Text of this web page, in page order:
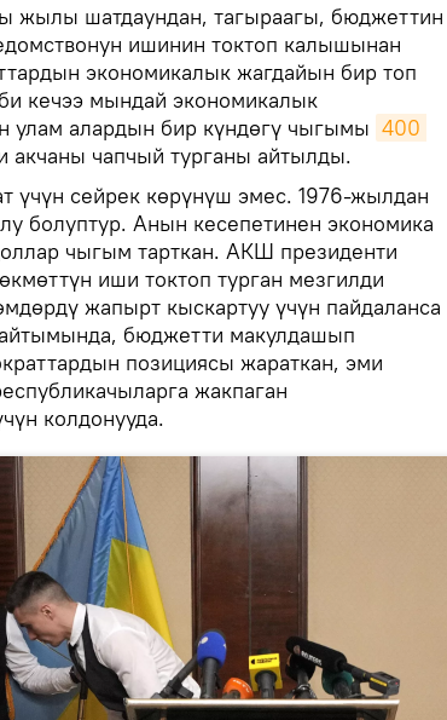
шатдаундан, тагыраагы, бюджеттин
ишинин токтоп калышынан
экономикалык жагдайын бир топ
кечээ мындай экономикалык
улам алардын бир күндөгү чыгымы 400
акчаны чапчый турганы айтылды.
үчүн сейрек көрүнүш эмес. 1976-жылдан
болуптур. Анын кесепетинен экономика
чыгым тарткан. АКШ президенти
иши токтоп турган мезгилди
жапырт кыскартуу үчүн пайдаланса
бюджетти макулдашып
позициясы жараткан, эми
жакпаган
колдонууда.